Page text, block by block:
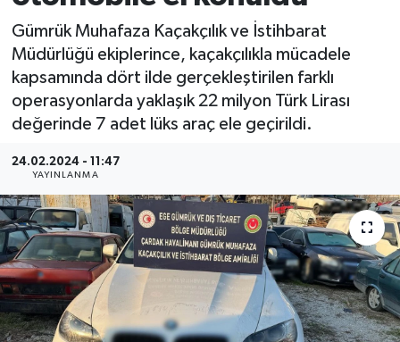
Gümrük Muhafaza Kaçakçılık ve İstihbarat
Müdürlüğü ekiplerince, kaçakçılıkla mücadele
kapsamında dört ilde gerçekleştirilen farklı
operasyonlarda yaklaşık 22 milyon Türk Lirası
değerinde 7 adet lüks araç ele geçirildi.
24.02.2024 - 11:47
YAYINLANMA
KÜLTÜR SANAT
SPOR
ÖZEL HABER
DTO
RESMİ REKLAM
Son Dakika Haberleri
Haber Arşivi